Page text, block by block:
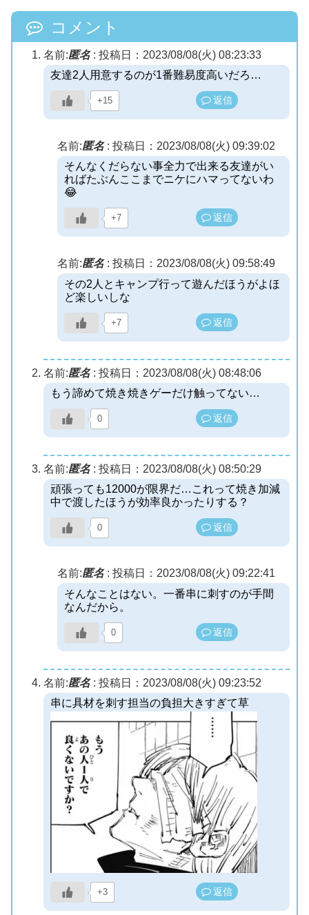
コメント
名前:匿名: 投稿日：2023/08/08(火) 08:23:33
友達2人用意するのが1番難易度高いだろ…
+15 返信
名前:匿名: 投稿日：2023/08/08(火) 09:39:02
そんなくだらない事全力で出来る友達がい
ればたぶんここまでニケにハマってないわ
😂
+7 返信
名前:匿名: 投稿日：2023/08/08(火) 09:58:49
その2人とキャンプ行って遊んだほうがよほ
ど楽しいしな
+7 返信
名前:匿名: 投稿日：2023/08/08(火) 08:48:06
もう諦めて焼き焼きゲーだけ触ってない…
0 返信
名前:匿名: 投稿日：2023/08/08(火) 08:50:29
頑張っても12000が限界だ…これって焼き加減
中で渡したほうが効率良かったりする？
0 返信
名前:匿名: 投稿日：2023/08/08(火) 09:22:41
そんなことはない。一番串に刺すのが手間
なんだから。
0 返信
名前:匿名: 投稿日：2023/08/08(火) 09:23:52
串に具材を刺す担当の負担大きすぎて草
+3 返信